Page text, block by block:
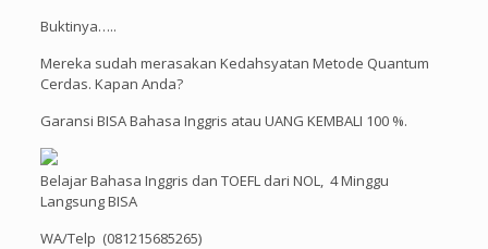
Buktinya…..
Mereka sudah merasakan Kedahsyatan Metode Quantum
Cerdas. Kapan Anda?
Garansi BISA Bahasa Inggris atau UANG KEMBALI 100 %.
Belajar Bahasa Inggris dan TOEFL dari NOL, 4 Minggu
Langsung BISA
WA/Telp (081215685265)